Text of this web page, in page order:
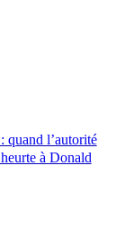
quand l’autorité
à Donald